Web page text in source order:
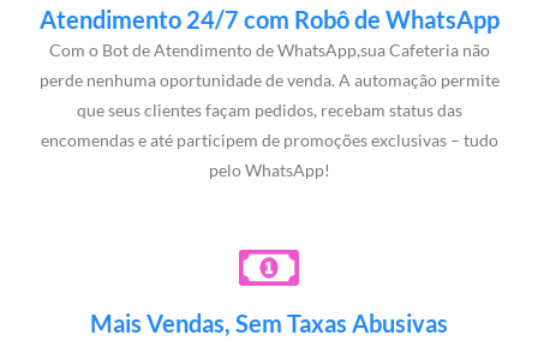
Atendimento 24/7 com Robô de WhatsApp
Com o Bot de Atendimento de WhatsApp,sua Cafeteria não
perde nenhuma oportunidade de venda. A automação permite
que seus clientes façam pedidos, recebam status das
encomendas e até participem de promoções exclusivas – tudo
pelo WhatsApp!
Mais Vendas, Sem Taxas Abusivas